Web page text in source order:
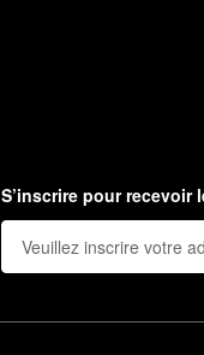
S’inscrire pour recevoir